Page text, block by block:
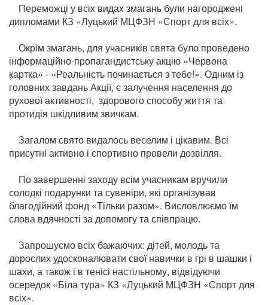
Переможці у всіх видах змагань були нагороджені
дипломами КЗ «Луцький МЦФЗН «Спорт для всіх».
Окрім змагань, для учасників свята було проведено
інформаційно-пропагандистську акцію «Червона
картка» - «Реальність починається з тебе!». Одним із
головних завдань Акції, є залучення населення до
рухової активності, здорового способу життя та
протидія шкідливим звичкам.
Загалом свято видалось веселим і цікавим. Всі
присутні активно і спортивно провели дозвілля.
По завершенні заходу всім учасникам вручили
солодкі подарунки та сувеніри, які організував
благодійний фонд «Тільки разом». Висловлюємо їм
слова вдячності за допомогу та співпрацю.
Запрошуємо всіх бажаючих: дітей, молодь та
дорослих удосконалювати свої навички в грі в шашки і
шахи, а також і в тенісі настільному, відвідуючи
осередок «Біла тура» КЗ «Луцький МЦФЗН «Спорт для
всіх».